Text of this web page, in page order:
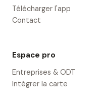
Télécharger l'app
Contact
Espace pro
Entreprises & ODT
Intégrer la carte